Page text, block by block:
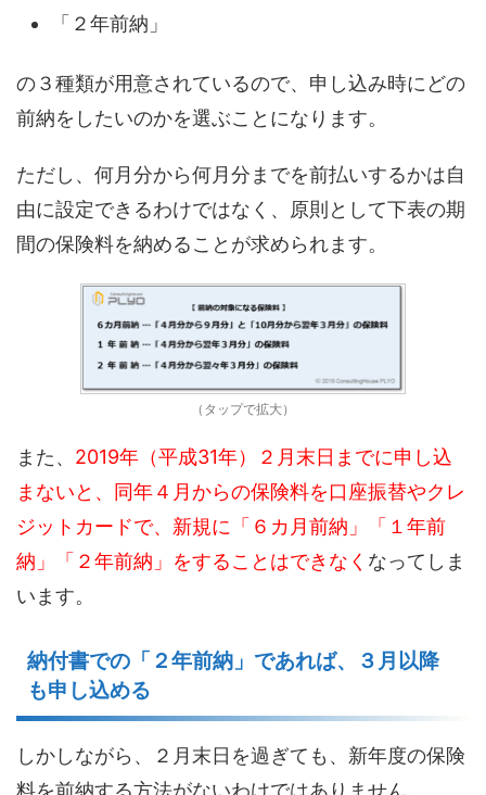
「２年前納」
の３種類が用意されているので、申し込み時にどの
前納を したいのかを選ぶこと になります。
ただし、 何月分から何月分までを前払いするかは自
由に設定できるわけではなく、原則として下表の期
間の保険料を納めること が求められます。
（タップで拡大）
また、 2019年（平成31年） ２月末日 までに申し込
まないと 、 同年４月からの保険料を口座振替やクレ
ジットカードで、 新規に 「６カ月前納」「１年前
納」「２年前納」 をすることはでき なく なってしま
います。
納付書での「 ２年前納」 であれば、３月以降
も申し込める
しかしながら、 ２ 月 末日を過ぎても 、 新年度の保険
料を前納する方法がないわけではありません。